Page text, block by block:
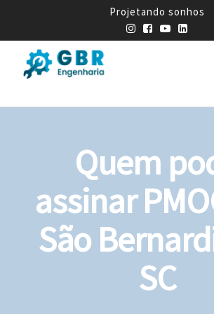
Projetando sonhos
Engenharia
Engenharia
Quem
assinar
São
SC